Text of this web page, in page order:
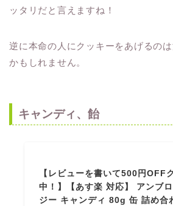
ッタリだと言えますね！
逆に本命の人にクッキーをあげるの
かもしれません。
キャンディ、飴
【レビューを書いて500円OFF
中！】【あす楽 対応】 アンブ
ジー キャンディ 80g 缶 詰め合